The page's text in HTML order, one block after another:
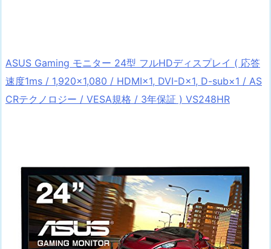
ASUS Gaming モニター 24型 フルHDディスプレイ ( 応答
速度1ms / 1,920×1,080 / HDMI×1, DVI-D×1, D-sub×1 / AS
CRテクノロジー / VESA規格 / 3年保証 ) VS248HR